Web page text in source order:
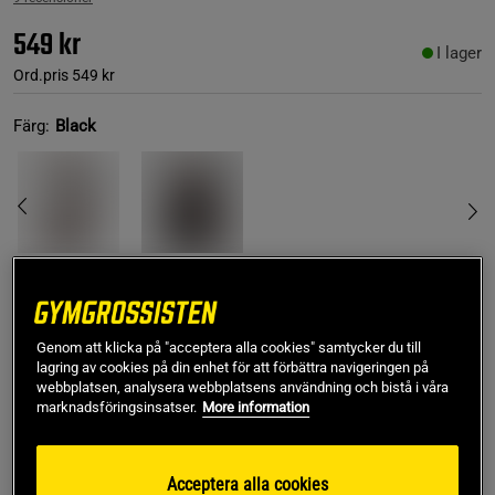
549 kr
Ord.pris 549 kr
I lager
Färg: Black
S/M
Lägg i varukorgen
Genom att klicka på "acceptera alla cookies" samtycker du till
lagring av cookies på din enhet för att förbättra navigeringen på
webbplatsen, analysera webbplatsens användning och bistå i våra
marknadsföringsinsatser. More information
Acceptera alla cookies